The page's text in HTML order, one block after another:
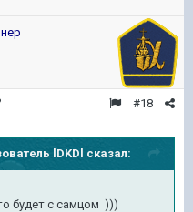
#18
lDKDl сказал:
будет с самцом )))